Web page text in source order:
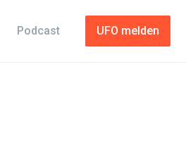
UFO melden
Podcast